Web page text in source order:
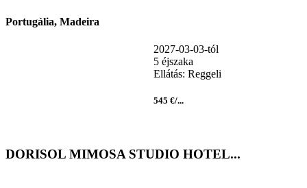
Portugália, Madeira
2027-03-03-tól
5 éjszaka
Ellátás: Reggeli
545 €/...
DORISOL MIMOSA STUDIO HOTEL...